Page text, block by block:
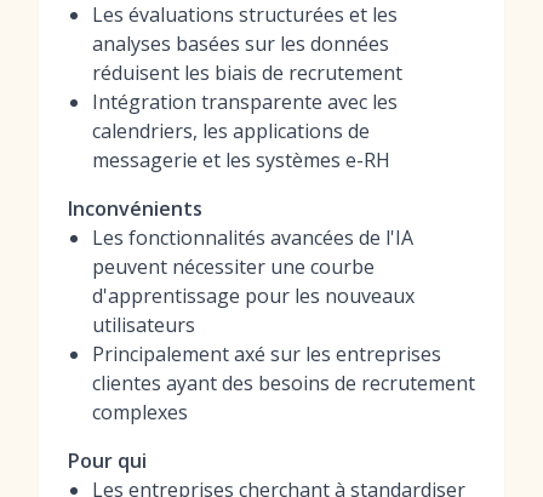
Les évaluations structurées et les
analyses basées sur les données
réduisent les biais de recrutement
Intégration transparente avec les
calendriers, les applications de
messagerie et les systèmes e-RH
Inconvénients
Les fonctionnalités avancées de l'IA
peuvent nécessiter une courbe
d'apprentissage pour les nouveaux
utilisateurs
Principalement axé sur les entreprises
clientes ayant des besoins de recrutement
complexes
Pour qui
Les entreprises cherchant à standardiser